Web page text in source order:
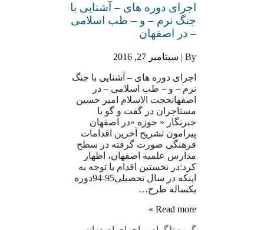
اجرای دوره های – آشنایی با
جنگ نرم – و – طب اسلامی
– در اصفهان
By | سپتامبر 27, 2016
اجرای دوره های – آشنایی با جنگ
نرم – و – طب اسلامی – در
اصفهانحجت الاسلام امیر حسین
مستاجران در گفت و گو با
خبرنگار « حوزه »در اصفهان
پیرامون تشریح آخرین اقدامات
فرهنگی صورت گرفته در سطح
مدارس علمیه اصفهان، اظهار
کرد:در نخستین اقدام با توجه به
اینکه در سال تحصیلی95-94دوره
یکساله طرح…
Read more »